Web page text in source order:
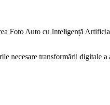
Foto Auto cu Inteligență
necesare transformării digitale a